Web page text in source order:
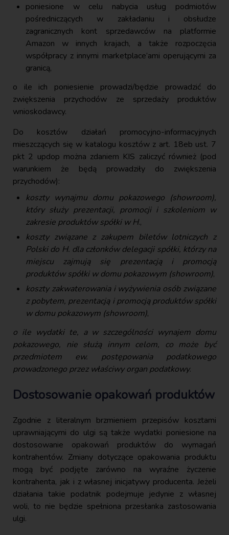
poniesione w celu nabycia usług podmiotów
pośredniczących w zakładaniu i obsłudze
zagranicznych kont sprzedawców na platformie
Amazon w innych krajach, a także rozpoczęcia
współpracy z innymi marketplace’ami operującymi za
granicą,
o ile ich poniesienie prowadzi/będzie prowadzić do
zwiększenia przychodów ze sprzedaży produktów
wnioskodawcy.
Do kosztów działań promocyjno-informacyjnych
mieszczących się w katalogu kosztów z art. 18eb ust. 7
pkt 2 updop można zdaniem KIS zaliczyć również (pod
warunkiem że będą prowadziły do zwiększenia
przychodów):
koszty wynajmu domu pokazowego (showroom),
który służy prezentacji, promocji i szkoleniom w
zakresie produktów spółki w H.,
koszty związane z zakupem biletów lotniczych z
Polski do H. dla członków delegacji spółki, którzy na
miejscu zajmują się prezentacją i promocją
produktów spółki w domu pokazowym (showroom),
koszty zakwaterowania i wyżywienia osób związane
z pobytem, prezentacją i promocją produktów spółki
w domu pokazowym (showroom),
o ile wydatki te, a w szczególności wynajem domu
pokazowego, nie służą innym celom, co może być
przedmiotem ew. postępowania podatkowego
prowadzonego przez właściwy organ podatkowy.
Dostosowanie opakowań produktów
Zgodnie z literalnym brzmieniem przepisów kosztami
uprawniającymi do ulgi są także wydatki poniesione na
dostosowanie opakowań produktów do wymagań
kontrahentów. Zmiany dotyczące opakowania produktu
mogą być podjęte zarówno na wyraźne życzenie
kontrahenta, jak i z własnej inicjatywy producenta. Jeżeli
działania takie podatnik podejmuje jedynie z własnej
woli, to nie będzie spełniona przesłanka zastosowania
ulgi.